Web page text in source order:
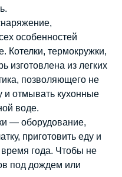
особенностей
Котелки, термокружки,
изготовлена из легких
позволяющего не
и отмывать кухонные
воде.
— оборудование,
приготовить еду и
года. Чтобы не
под дождем или